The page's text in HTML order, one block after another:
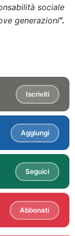
sociale
generazioni”.
Iscriviti
Aggiungi
Seguici
Abbonati